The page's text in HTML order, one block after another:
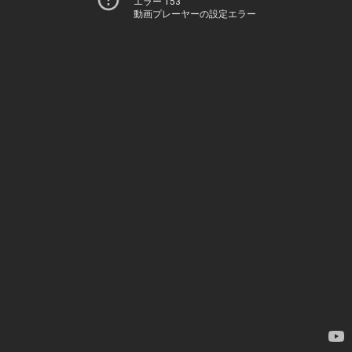
動画プレーヤーの設定エラー